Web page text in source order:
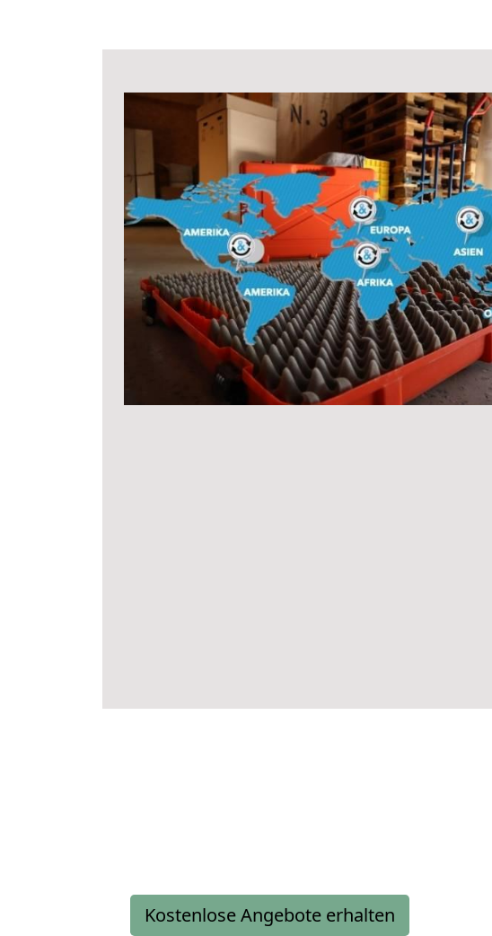
Kostenlose Angebote erhalten